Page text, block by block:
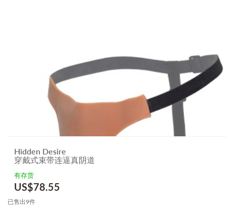
Hidden Desire
穿戴式束带连逼真阴道
有存货
US$78.55
已售出9件